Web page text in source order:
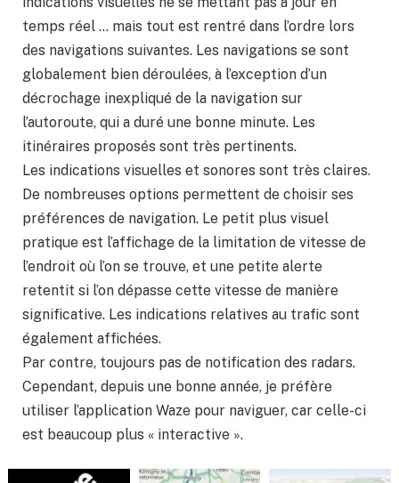
temps réel … mais tout est rentré dans l’ordre lors
des navigations suivantes. Les navigations se sont
globalement bien déroulées, à l’exception d’un
décrochage inexpliqué de la navigation sur
l’autoroute, qui a duré une bonne minute. Les
itinéraires proposés sont très pertinents.
Les indications visuelles et sonores sont très claires.
De nombreuses options permettent de choisir ses
préférences de navigation. Le petit plus visuel
pratique est l’affichage de la limitation de vitesse de
l’endroit où l’on se trouve, et une petite alerte
retentit si l’on dépasse cette vitesse de manière
significative. Les indications relatives au trafic sont
également affichées.
Par contre, toujours pas de notification des radars.
Cependant, depuis une bonne année, je préfère
utiliser l’application Waze pour naviguer, car celle-ci
est beaucoup plus « interactive ».